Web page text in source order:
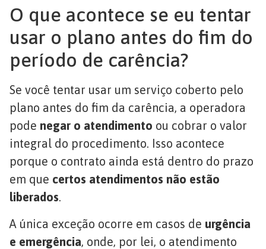
O que acontece se eu tentar
usar o plano antes do fim do
período de carência?
Se você tentar usar um serviço coberto pelo
plano antes do fim da carência, a operadora
pode negar o atendimento ou cobrar o valor
integral do procedimento. Isso acontece
porque o contrato ainda está dentro do prazo
em que certos atendimentos não estão
liberados.
A única exceção ocorre em casos de urgência
e emergência, onde, por lei, o atendimento